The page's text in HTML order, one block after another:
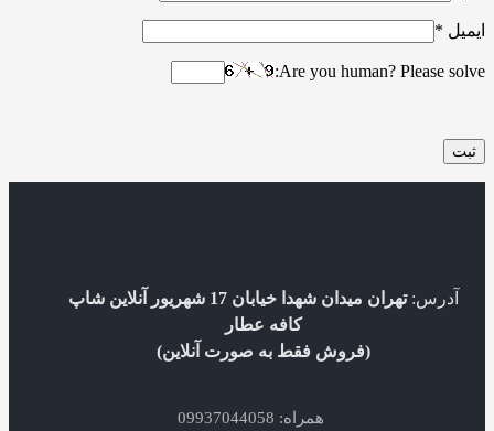
ایمیل *
Are you human? Please solve:
آدرس:
تهران میدان شهدا خیابان 17 شهریور آنلاین شاپ
کافه عطار
(فروش فقط به صورت آنلاین)
همراه: 09937044058